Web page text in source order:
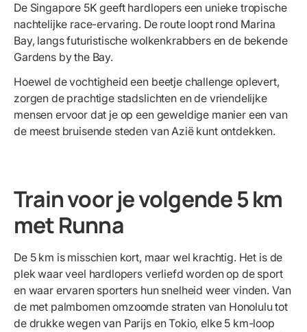
De Singapore 5K geeft hardlopers een unieke tropische
nachtelijke race-ervaring. De route loopt rond Marina
Bay, langs futuristische wolkenkrabbers en de bekende
Gardens by the Bay.
Hoewel de vochtigheid een beetje challenge oplevert,
zorgen de prachtige stadslichten en de vriendelijke
mensen ervoor dat je op een geweldige manier een van
de meest bruisende steden van Azië kunt ontdekken.
Train voor je volgende 5 km
met Runna
De 5 km is misschien kort, maar wel krachtig. Het is de
plek waar veel hardlopers verliefd worden op de sport
en waar ervaren sporters hun snelheid weer vinden. Van
de met palmbomen omzoomde straten van Honolulu tot
de drukke wegen van Parijs en Tokio, elke 5 km-loop